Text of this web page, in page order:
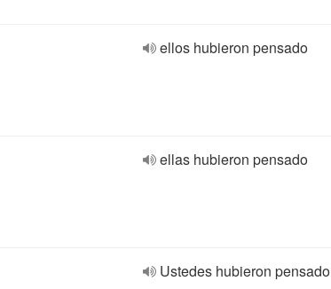
ellos hubieron pensado
ellas hubieron pensado
Ustedes hubieron pensado